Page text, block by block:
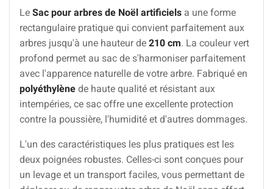
Le Sac pour arbres de Noël artificiels a une forme
rectangulaire pratique qui convient parfaitement aux
arbres jusqu'à une hauteur de 210 cm. La couleur vert
profond permet au sac de s'harmoniser parfaitement
avec l'apparence naturelle de votre arbre. Fabriqué en
polyéthylène de haute qualité et résistant aux
intempéries, ce sac offre une excellente protection
contre la poussière, l'humidité et d'autres dommages.
L'un des caractéristiques les plus pratiques est les
deux poignées robustes. Celles-ci sont conçues pour
un levage et un transport faciles, vous permettant de